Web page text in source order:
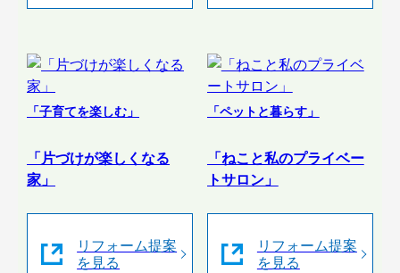
「子育てを楽しむ」
「片づけが楽しくなる
家」
リフォーム提案
を見る
「ペットと暮らす」
「ねこと私のプライベー
トサロン」
リフォーム提案
を見る